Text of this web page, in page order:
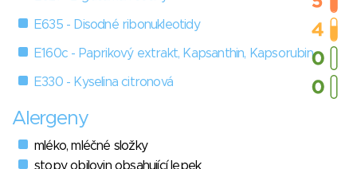
E635 - Disodné ribonukleotidy
E160c - Paprikový extrakt, Kapsanthin, Kapsorubin
E330 - Kyselina citronová
Alergeny
mléko, mléčné složky
stopy obilovin obsahující lepek